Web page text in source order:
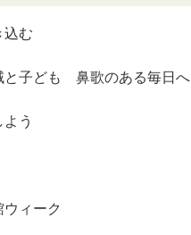
む
子ども 鼻歌のある毎日へ
う
ィーク